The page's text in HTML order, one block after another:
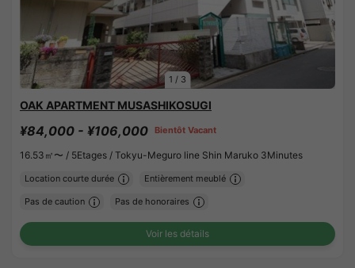
1 / 3
OAK APARTMENT MUSASHIKOSUGI
¥84,000 - ¥106,000 Bientôt Vacant
16.53㎡〜 / 5Etages / Tokyu-Meguro line Shin Maruko 3Minutes
Location courte durée Entièrement meublé
Pas de caution Pas de honoraires
Voir les détails